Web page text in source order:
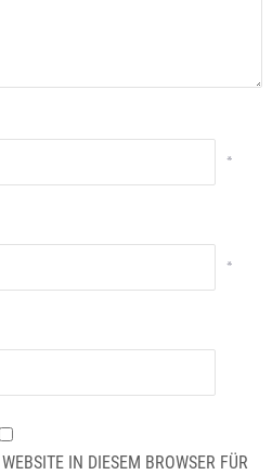
*
*
IN DIESEM BROWSER FÜR